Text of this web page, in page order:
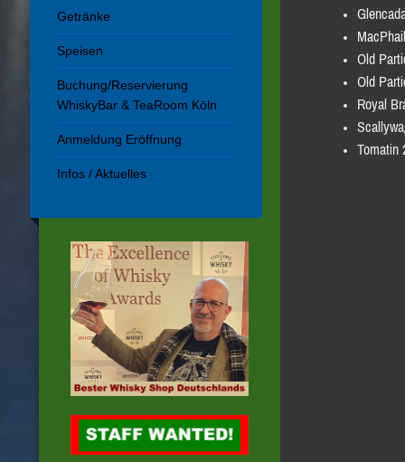
Old
Old
Royal
Tomatin
Getränke
Speisen
Buchung/Reservierung
WhiskyBar & TeaRoom Köln
Anmeldung Eröffnung
Infos / Aktuelles